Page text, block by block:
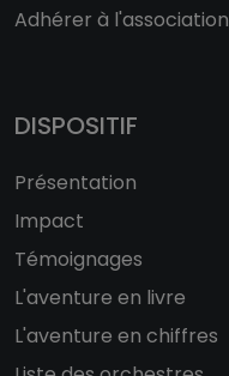
Adhérer à l'association
DISPOSITIF
Présentation
Impact
Témoignages
L'aventure en livre
L'aventure en chiffres